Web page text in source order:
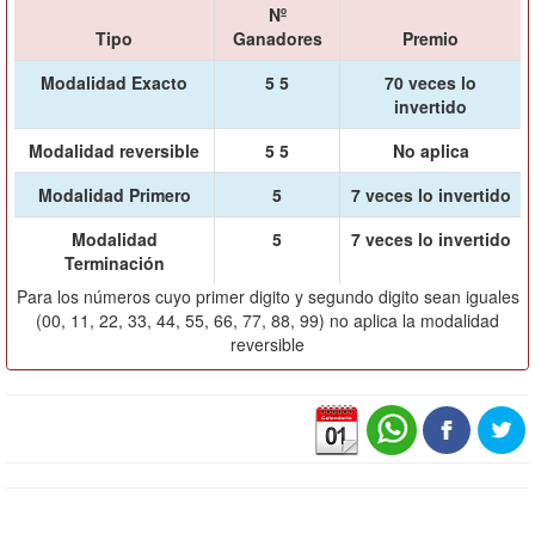
Tipo
Nº
Ganadores
Premio
Modalidad Exacto
5 5
70 veces lo
invertido
Modalidad reversible
5 5
No aplica
Modalidad Primero
5
7 veces lo invertido
Modalidad
Terminación
5 7 veces lo invertido
Para los números cuyo primer digito y segundo digito sean iguales
(00, 11, 22, 33, 44, 55, 66, 77, 88, 99) no aplica la modalidad
reversible